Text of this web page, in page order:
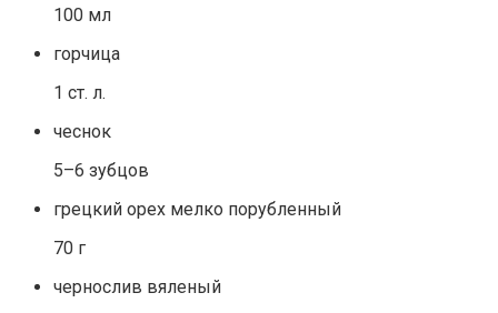
100 мл
горчица
1 ст. л.
чеснок
5–6 зубцов
грецкий орех мелко порубленный
70 г
чернослив вяленый